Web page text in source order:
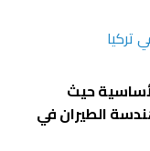
تركيا
حيث
الطيران في